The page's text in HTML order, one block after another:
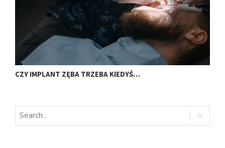
CZY IMPLANT ZĘBA TRZEBA KIEDYŚ…